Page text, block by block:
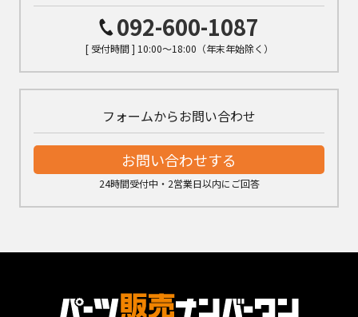
092-600-1087
[ 受付時間 ] 10:00～18:00（年末年始除く）
フォームからお問い合わせ
お問い合わせする
24時間受付中・2営業日以内にご回答